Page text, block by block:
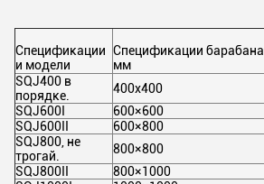
Спецификации
и модели
Спецификации барабана
мм
SQJ400 в
порядке.
400х400
SQJ600I
600×600
SQJ600II
600×800
SQJ800, не
трогай.
800×800
SQJ800II
800×1000